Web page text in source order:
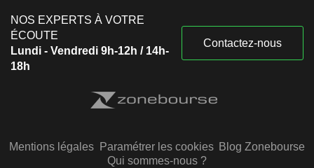
NOS EXPERTS À VOTRE
ÉCOUTE
Lundi - Vendredi 9h-12h / 14h-
18h
Contactez-nous
Mentions légales Paramétrer les cookies Blog Zonebourse
Qui sommes-nous ?